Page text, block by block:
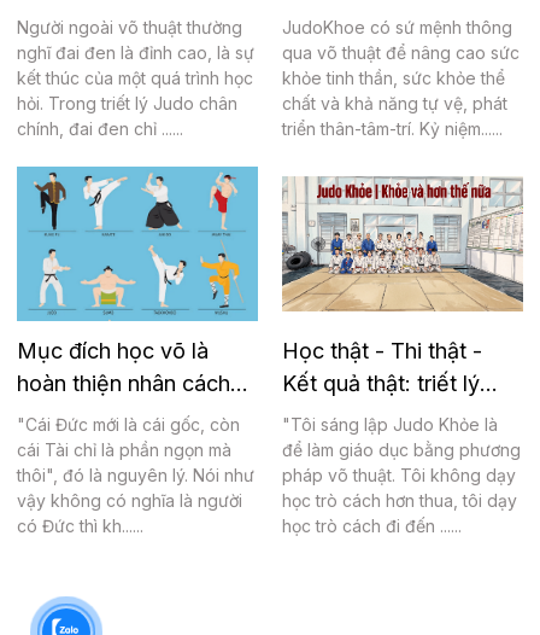
gì?
Người ngoài võ thuật thường
nghĩ đai đen là đỉnh cao, là sự
kết thúc của một quá trình học
hỏi. Trong triết lý Judo chân
chính, đai đen chỉ ......
cốt lõi Judo Khỏe
JudoKhoe có sứ mệnh thông
qua võ thuật để nâng cao sức
khỏe tinh thần, sức khỏe thể
chất và khả năng tự vệ, phát
triển thân-tâm-trí. Kỷ niệm......
Mục đích học võ là
hoàn thiện nhân cách
và phục vụ xã hội!
"Cái Đức mới là cái gốc, còn
cái Tài chỉ là phần ngọn mà
thôi", đó là nguyên lý. Nói như
vậy không có nghĩa là người
có Đức thì kh......
Học thật - Thi thật -
Kết quả thật: triết lý
giáo dục tại Judo Khỏe
"Tôi sáng lập Judo Khỏe là
để làm giáo dục bằng phương
pháp võ thuật. Tôi không dạy
học trò cách hơn thua, tôi dạy
học trò cách đi đến ......